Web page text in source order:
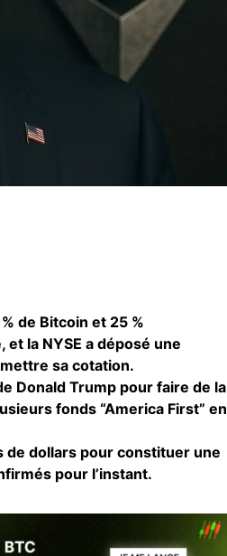
de Bitcoin et 25 %
la NYSE a déposé une
sa cotation.
Donald Trump pour faire de la
fonds “America First” en
de dollars pour constituer une
pour l’instant.